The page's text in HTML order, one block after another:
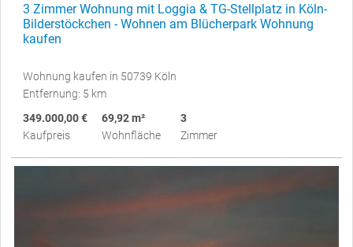
3 Zimmer Wohnung mit Loggia & TG-Stellplatz in Köln-
Bilderstöckchen - Wohnen am Blücherpark Wohnung
kaufen
Wohnung kaufen in 50739 Köln
Entfernung: 5 km
349.000,00 €
Kaufpreis
69,92 m²
Wohnfläche
3
Zimmer